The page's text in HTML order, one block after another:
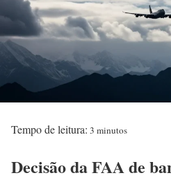
Tempo de leitura: 3 minutos
Decisão da FAA de